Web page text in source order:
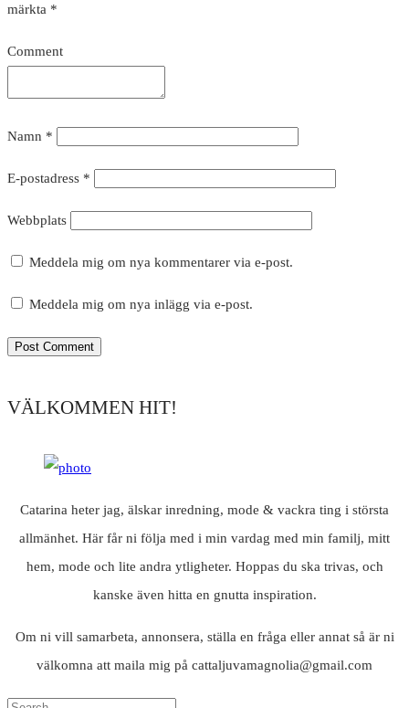
märkta *
Comment
Namn *
E-postadress *
Webbplats
Meddela mig om nya kommentarer via e-post.
Meddela mig om nya inlägg via e-post.
VÄLKOMMEN HIT!
Catarina heter jag, älskar inredning, mode & vackra ting i största
allmänhet. Här får ni följa med i min vardag med min familj, mitt
hem, mode och lite andra ytligheter. Hoppas du ska trivas, och
kanske även hitta en gnutta inspiration.
Om ni vill samarbeta, annonsera, ställa en fråga eller annat så är ni
välkomna att maila mig på cattaljuvamagnolia@gmail.com